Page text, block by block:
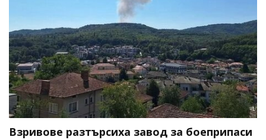
Взривове разтърсиха завод за боеприпаси